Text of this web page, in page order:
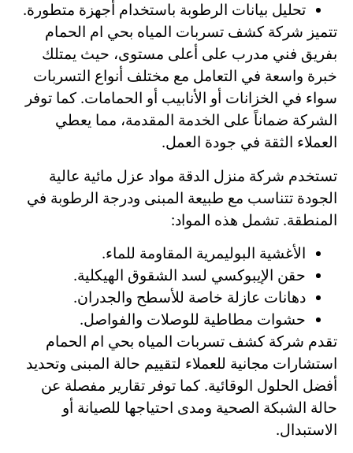
تحليل بيانات الرطوبة باستخدام أجهزة متطورة.
تتميز شركة كشف تسربات المياه بحي ام الحمام
بفريق فني مدرب على أعلى مستوى، حيث يمتلك
خبرة واسعة في التعامل مع مختلف أنواع التسربات
سواء في الخزانات أو الأنابيب أو الحمامات. كما توفر
الشركة ضماناً على الخدمة المقدمة، مما يعطي
العملاء الثقة في جودة العمل.
تستخدم شركة منزل الدقة مواد عزل مائية عالية
الجودة تتناسب مع طبيعة المبنى ودرجة الرطوبة في
المنطقة. تشمل هذه المواد:
الأغشية البوليمرية المقاومة للماء.
حقن الإيبوكسي لسد الشقوق الهيكلية.
دهانات عازلة خاصة للأسطح والجدران.
حشوات مطاطية للوصلات والفواصل.
تقدم شركة كشف تسربات المياه بحي ام الحمام
استشارات مجانية للعملاء لتقييم حالة المبنى وتحديد
أفضل الحلول الوقائية. كما توفر تقارير مفصلة عن
حالة الشبكة الصحية ومدى احتياجها للصيانة أو
الاستبدال.